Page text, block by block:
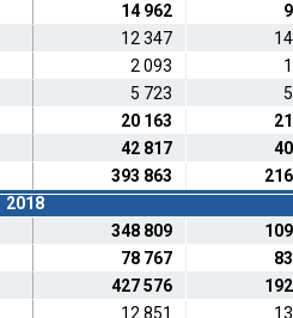
14 962
12 347
2 093
5 723
20 163
42 817
393 863
2018
348 809
78 767
427 576
12 851